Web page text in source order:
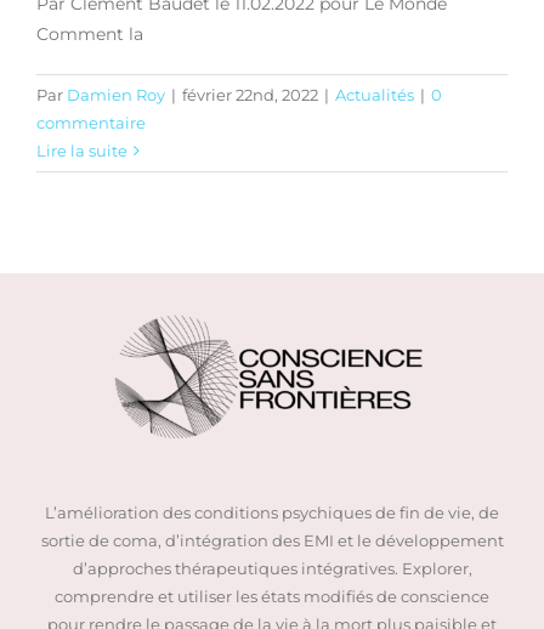
Comment la
Par Damien Roy | février 22nd, 2022 | Actualités | 0
commentaire
Lire la suite
L’amélioration des conditions psychiques de fin de vie, de
sortie de coma, d’intégration des EMI et le développement
d’approches thérapeutiques intégratives. Explorer,
comprendre et utiliser les états modifiés de conscience
pour rendre le passage de la vie à la mort plus paisible et